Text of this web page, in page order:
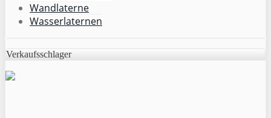
Wandlaterne
Wasserlaternen
Verkaufsschlager